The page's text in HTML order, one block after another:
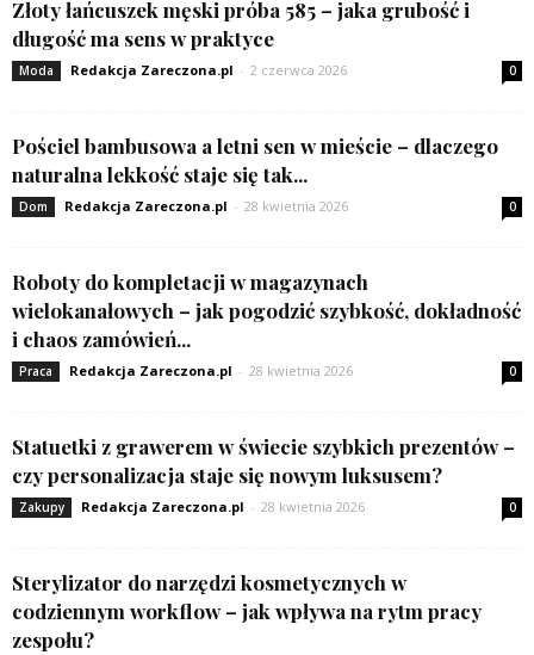
Złoty łańcuszek męski próba 585 – jaka grubość i
długość ma sens w praktyce
Moda Redakcja Zareczona.pl - 2 czerwca 2026 0
Pościel bambusowa a letni sen w mieście – dlaczego
naturalna lekkość staje się tak...
Dom Redakcja Zareczona.pl - 28 kwietnia 2026 0
Roboty do kompletacji w magazynach
wielokanałowych – jak pogodzić szybkość, dokładność
i chaos zamówień...
Praca Redakcja Zareczona.pl - 28 kwietnia 2026 0
Statuetki z grawerem w świecie szybkich prezentów –
czy personalizacja staje się nowym luksusem?
Zakupy Redakcja Zareczona.pl - 28 kwietnia 2026 0
Sterylizator do narzędzi kosmetycznych w
codziennym workflow – jak wpływa na rytm pracy
zespołu?